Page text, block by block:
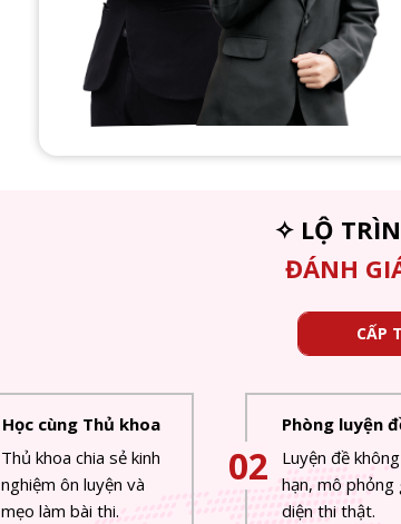
✧ LỘ
ĐÁNH
CẤP
Phòng luyện
Luyện đề
hạn, mô phỏng
diện thi thật.
02
Học cùng Thủ khoa
Thủ khoa chia sẻ kinh
nghiệm ôn luyện và
mẹo làm bài thi.